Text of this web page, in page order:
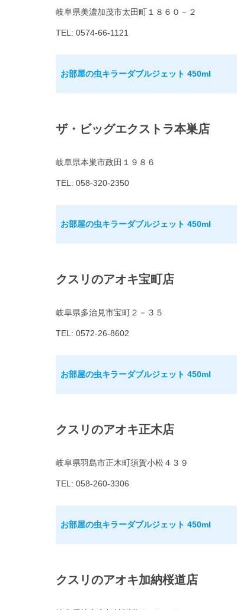
岐阜県美濃加茂市太田町１８６０－２
TEL: 0574-66-1121
お部屋の虫キラーダブルジェット 450ml
ザ・ビッグエクストラ本巣店
岐阜県本巣市政田１９８６
TEL: 058-320-2350
お部屋の虫キラーダブルジェット 450ml
クスリのアオキ宝町店
岐阜県多治見市宝町２－３５
TEL: 0572-26-8602
お部屋の虫キラーダブルジェット 450ml
クスリのアオキ正木店
岐阜県羽島市正木町須賀小松４３９
TEL: 058-260-3306
お部屋の虫キラーダブルジェット 450ml
クスリのアオキ加納桜道店